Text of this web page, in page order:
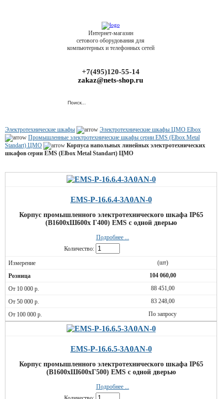
Интернет-магазин
сетового оборудования для
компьютерных и телефонных сетей
+7(495)120-55-14
zakaz@nets-shop.ru
Электротехнические шкафы
Электротехнические шкафы ЦМО Elbox
Промышленные электротехнические шкафы серии EMS (Elbox Metal
Standart) ЦМО
Корпуса напольных линейных электротехнических
шкафов серии EMS (Elbox Metal Standart) ЦМО
EMS-P-16.6.4-3A0AN-0
Корпус промышленного электротехнического шкафа IP65
(В1600хШ600х Г400) EMS c одной дверью
Подробнее ...
Количество:
(шт)
104 060,00
88 451,00
83 248,00
По запросу
EMS-P-16.6.5-3A0AN-0
Корпус промышленного электротехнического шкафа IP65
(В1600хШ600хГ500) EMS c одной дверью
Подробнее ...